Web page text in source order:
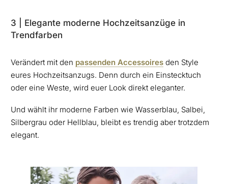
3 | Elegante moderne Hochzeitsanzüge in
Trendfarben
Verändert mit den passenden Accessoires den Style
eures Hochzeitsanzugs. Denn durch ein Einstecktuch
oder eine Weste, wird euer Look direkt eleganter.
Und wählt ihr moderne Farben wie Wasserblau, Salbei,
Silbergrau oder Hellblau, bleibt es trendig aber trotzdem
elegant.